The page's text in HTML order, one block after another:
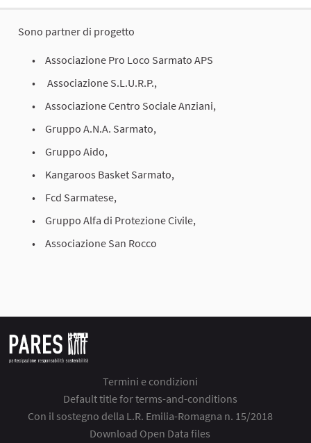
Sono partner di progetto
Associazione Pro Loco Sarmato APS
Associazione S.L.U.R.P.,
Associazione Centro Sociale Anziani,
Gruppo A.N.A. Sarmato,
Gruppo Aido,
Kangaroos Basket Sarmato,
Fcd Sarmatese,
Gruppo Alfa di Protezione Civile,
Associazione San Rocco
Termini e condizioni
Default title for terms-and-conditions
Con il sostegno della L.R. Emilia-Romagna n. 15/2018
Download Open Data files